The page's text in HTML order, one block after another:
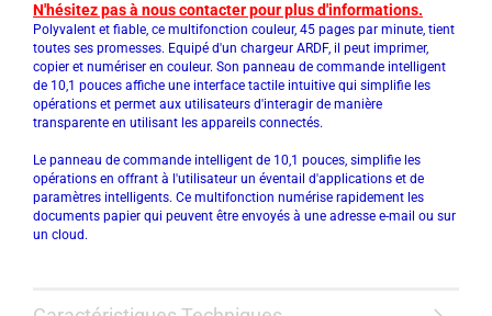
N'hésitez pas à nous contacter pour plus d'informations.
Polyvalent et fiable, ce multifonction couleur, 45 pages par minute, tient
toutes ses promesses. Equipé d'un chargeur ARDF, il peut imprimer,
copier et numériser en couleur. Son panneau de commande intelligent
de 10,1 pouces affiche une interface tactile intuitive qui simplifie les
opérations et permet aux utilisateurs d'interagir de manière
transparente en utilisant les appareils connectés.
Le panneau de commande intelligent de 10,1 pouces, simplifie les
opérations en offrant à l'utilisateur un éventail d'applications et de
paramètres intelligents. Ce multifonction numérise rapidement les
documents papier qui peuvent être envoyés à une adresse e-mail ou sur
un cloud.